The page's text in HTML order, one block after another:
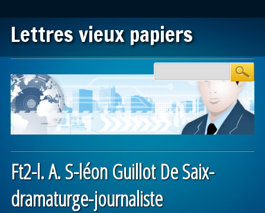
Lettres vieux papiers
Main menu
Ft2-l. A. S-léon Guillot De Saix-
dramaturge-journaliste